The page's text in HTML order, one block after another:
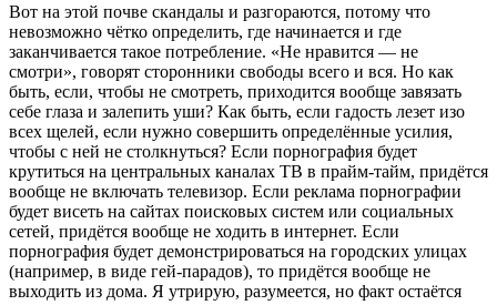
Вот на этой почве скандалы и разгораются, потому что
невозможно чётко определить, где начинается и где
заканчивается такое потребление. «Не нравится — не
смотри», говорят сторонники свободы всего и вся. Но как
быть, если, чтобы не смотреть, приходится вообще завязать
себе глаза и залепить уши? Как быть, если гадость лезет изо
всех щелей, если нужно совершить определённые усилия,
чтобы с ней не столкнуться? Если порнография будет
крутиться на центральных каналах ТВ в прайм-тайм, придётся
вообще не включать телевизор. Если реклама порнографии
будет висеть на сайтах поисковых систем или социальных
сетей, придётся вообще не ходить в интернет. Если
порнография будет демонстрироваться на городских улицах
(например, в виде гей-парадов), то придётся вообще не
выходить из дома. Я утрирую, разумеется, но факт остаётся